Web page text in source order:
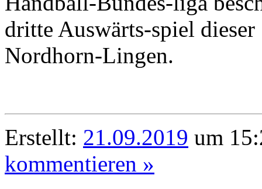
dritte Auswärts-spiel
Nordhorn-Lingen.
Erstellt: 21.09.2019 um
kommentieren »